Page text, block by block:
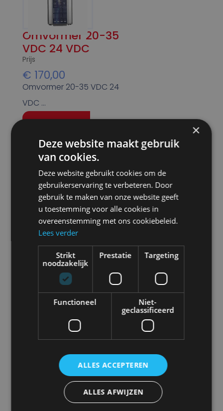
Omvormer 20-35
VDC 24 VDC
Prijs
€ 170,00
Omvormer 20-35 VDC 24
VDC …
Bekijk product
Omvormer 30-60
VDC 12 VDC
170,00
Omvormer 30-60 VDC 12 VDC…
Bekijk product
VDC 24 VDC
170,00
De SA-62430 is een veelzijdige
×
Deze website maakt gebruik
van cookies.
Deze website gebruikt cookies om de
gebruikerservaring te verbeteren. Door
gebruik te maken van onze website geeft
u toestemming voor alle cookies in
overeenstemming met ons cookiebeleid.
Lees verder
Strikt
noodzakelijk
Prestatie Targeting
Functioneel
Niet-
geclassificeerd
ALLES ACCEPTEREN
ALLES AFWIJZEN